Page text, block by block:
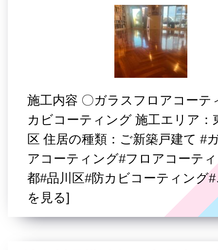
施工内容 〇ガラスフロアコーテ
カビコーティング 施工エリア：
区 住居の種類：ご新築戸建て #
アコーティング#フロアコーテ
都#品川区#防カビコーティング
を見る]